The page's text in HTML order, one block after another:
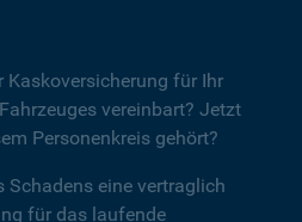
Kaskoversicherung für Ihr
vereinbart? Jetzt
Personenkreis gehört?
Schadens eine vertraglich
für das laufende